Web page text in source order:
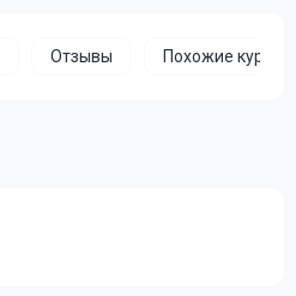
Отзывы Похожие курсы